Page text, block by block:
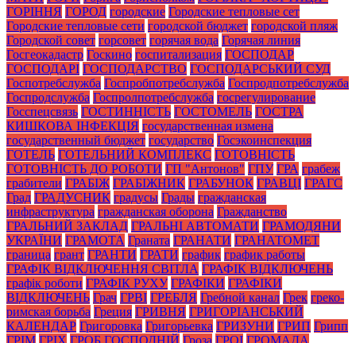
ГОРІННЯ ГОРОД городские Городские тепловые сет
Городские тепловые сети городской бюджет городской пляж
Городской совет горсовет горячая вода Горячая линия
Госгеокадастр Госкино госпитализация ГОСПОДАР
ГОСПОДАРІ ГОСПОДАРСТВО ГОСПОДАРСЬКИЙ СУД
Госпотребслужба Госпробпотребслужба Госпродпотребслужба
Госпродслужба Госпролпотребслужба госрегулирование
Госспецсвязь ГОСТИННІСТЬ ГОСТОМЕЛЬ ГОСТРА
КИШКОВА ІНФЕКЦІЯ государственная измена
государственный бюджет государство Госэкоинспекция
ГОТЕЛЬ ГОТЕЛЬНИЙ КОМПЛЕКС ГОТОВНІСТЬ
ГОТОВНІСТЬ ДО РОБОТИ ГП "Антонов" ГПУ ГРА грабеж
грабители ГРАБІЖ ГРАБІЖНИК ГРАБУНОК ГРАВЦІ ГРАГС
Град ГРАДУСНИК градусы Грады гражданская
инфраструктура гражданская оборона Гражданство
ГРАЛЬНИЙ ЗАКЛАД ГРАЛЬНІ АВТОМАТИ ГРАМОДЯНИ
УКРАЇНИ ГРАМОТА Граната ГРАНАТИ ГРАНАТОМЕТ
граница грант ГРАНТИ ГРАТИ график график работы
ГРАФІК ВІДКЛЮЧЕННЯ СВІТЛА ГРАФІК ВІДКЛЮЧЕНЬ
графік роботи ГРАФІК РУХУ ГРАФІКИ ГРАФІКИ
ВІДКЛЮЧЕНЬ Грач ГРВІ ГРЕБЛЯ Гребной канал Грек греко-
римская борьба Греция ГРИВНЯ ГРИГОРІАНСЬКИЙ
КАЛЕНДАР Григоровка Григорьевка ГРИЗУНИ ГРИП Грипп
ГРІМ ГРІХ ГРОБ ГОСПОДНІЙ Гроза ГРОІ ГРОМАДА